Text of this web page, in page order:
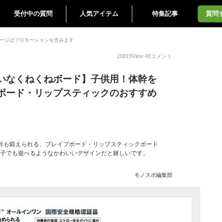
受付中の質問 人気アイテム 特集記事 質問
ジはプロモーションを含みます
20819View 48コメント
なくねくねボード】子供用！体幹を
ード・リップスティックのおすすめ
鍛えられる、ブレイブボード・リップスティックボード
でも遊べるようなかわいいデザインだと嬉しいです。
モノスポ編集部